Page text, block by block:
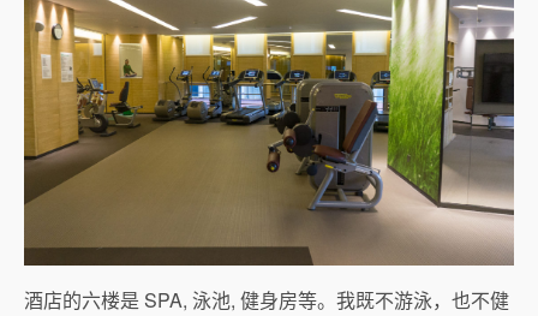
酒店的六楼是 SPA, 泳池, 健身房等。我既不游泳，也不健